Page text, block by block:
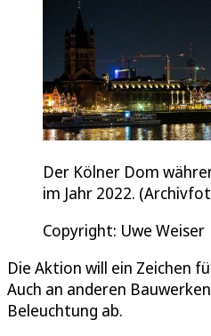
Der Kölner Dom
im Jahr 2022.
Copyright: Uwe Weiser
Die Aktion will ein Zeichen
Auch an anderen
Beleuchtung ab.